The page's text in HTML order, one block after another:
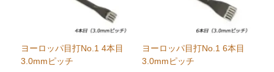
ヨーロッパ目打No.1 4本目
3.0mmピッチ
ヨーロッパ目打No.1 6本目
3.0mmピッチ